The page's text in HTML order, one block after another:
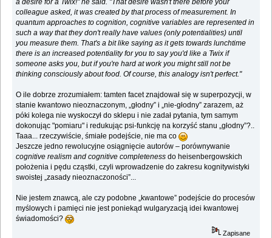
a desire for a Twix!" he said. "That desire wasn't there before your
colleague asked, it was created by that process of measurement. In
quantum approaches to cognition, cognitive variables are represented in
such a way that they don't really have values (only potentialities) until
you measure them. That's a bit like saying as it gets towards lunchtime
there is an increased potentiality for you to say you'd like a Twix if
someone asks you, but if you're hard at work you might still not be
thinking consciously about food. Of course, this analogy isn't perfect."
O ile dobrze zrozumiałem: tamten facet znajdował się w superpozycji, w
stanie kwantowo nieoznaczonym, „głodny” i „nie-głodny” zarazem, aż
póki kolega nie wyskoczył do sklepu i nie zadał pytania, tym samym
dokonując "pomiaru" i redukując psi-funkcję na korzyść stanu „głodny”?..
Taaa... rzeczywiście, śmiałe podejście, nie ma co
Jeszcze jedno rewolucyjne osiągnięcie autorów – porównywanie
cognitive realism and cognitive completeness do heisenbergowskich
położenia i pędu cząstki, czyli wprowadzenie do zakresu kognitywistyki
swoistej „zasady nieoznaczoności”...
Nie jestem znawcą, ale czy podobne „kwantowe” podejście do procesów
myślowych i pamięci nie jest poniekąd wulgaryzacją idei kwantowej
świadomości?
Zapisane